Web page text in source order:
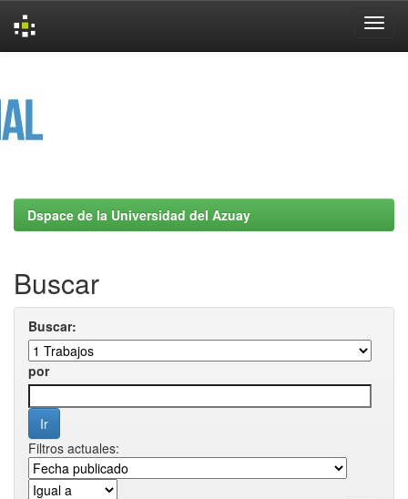
Dspace de la Universidad del Azuay
Buscar
Buscar:
por
Filtros actuales: